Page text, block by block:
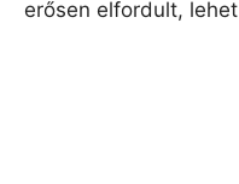
erősen elfordult, lehet